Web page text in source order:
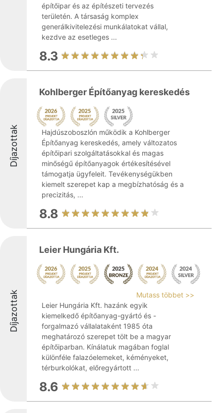
építőipar és az építészeti tervezés
területén. A társaság komplex
generálkivitelezési munkálatokat vállal,
kezdve az esetleges ...
8.3
Díjazottak
Kohlberger Építőanyag kereskedés
Hajdúszoboszlón működik a Kohlberger
Építőanyag kereskedés, amely változatos
építőipari szolgáltatásokkal és magas
minőségű építőanyagok értékesítésével
támogatja ügyfeleit. Tevékenységükben
kiemelt szerepet kap a megbízhatóság és a
precizitás, ...
8.8
Díjazottak
Leier Hungária Kft.
Mutass többet >>
Leier Hungária Kft. hazánk egyik
kiemelkedő építőanyag-gyártó és -
forgalmazó vállalataként 1985 óta
meghatározó szerepet tölt be a magyar
építőiparban. Kínálatuk magában foglal
különféle falazóelemeket, kéményeket,
térburkolókat, előregyártott ...
8.6